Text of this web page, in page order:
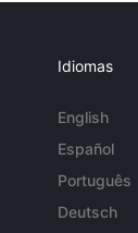
Idiomas
English
Español
Português
Deutsch